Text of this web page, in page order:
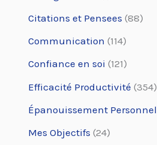
Citations et Pensees (88)
Communication (114)
Confiance en soi (121)
Efficacité Productivité (354)
Épanouissement Personnel
Mes Objectifs (24)